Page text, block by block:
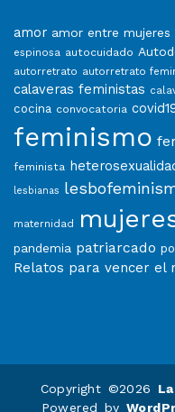
amor amor entre mujeres
espinosa autocuidado
autorretrato autorretrato
calaveras feministas
cocina convocatoria
feminismo
feminista
lesbianas
maternidad
pandemia patriarcado
Relatos para vencer el
Copyright ©2026
Powered by